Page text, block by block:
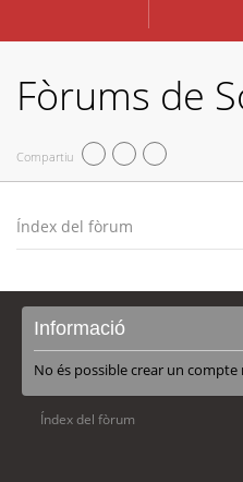
Fòrums de
Compartiu
Índex del fòrum
Informació
No és possible crear un
Índex del fòrum